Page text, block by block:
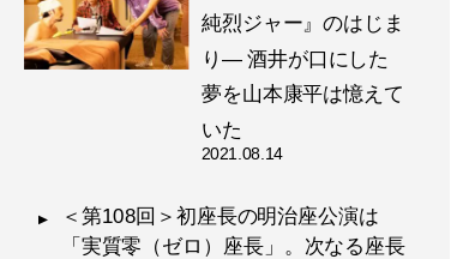
純烈ジャー』のはじま
り― 酒井が口にした
夢を山本康平は憶えて
いた
2021.08.14
＜第108回＞初座長の明治座公演は
「実質零（ゼロ）座長」。次なる座長